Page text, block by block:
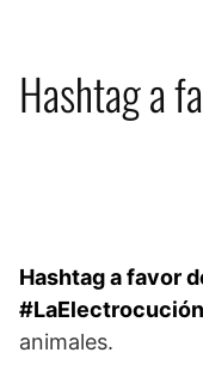
Hashtag a
Hashtag a favor
animales.